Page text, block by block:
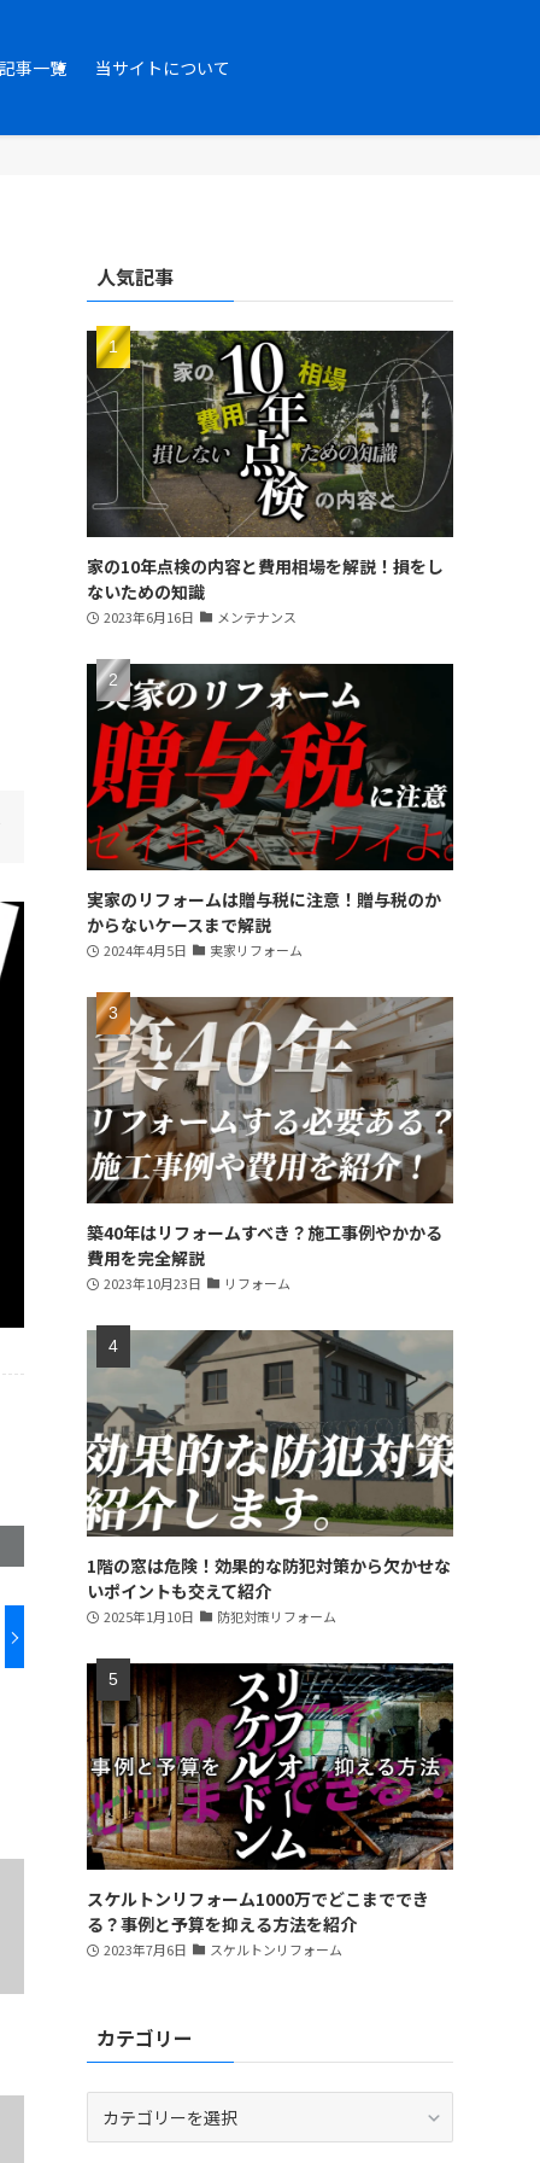
記事一覧 当サイトについて
人気記事
家の10年点検の内容と費用相場を解説！損をし
ないための知識
2023年6月16日 メンテナンス
実家のリフォームは贈与税に注意！贈与税のか
からないケースまで解説
2024年4月5日 実家リフォーム
築40年はリフォームすべき？施工事例やかかる
費用を完全解説
2023年10月23日 リフォーム
1階の窓は危険！効果的な防犯対策から欠かせな
いポイントも交えて紹介
2025年1月10日 防犯対策リフォーム
スケルトンリフォーム1000万でどこまででき
る？事例と予算を抑える方法を紹介
2023年7月6日 スケルトンリフォーム
カテゴリー